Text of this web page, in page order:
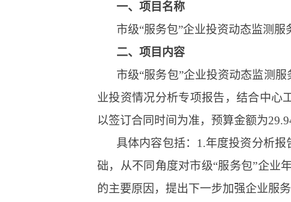
一、 项目名称
市级“服务包”企业投资动态监测服
二、 项目内容
市级“服务包”企业投资动态监测
业投资情况分析专项报告，结合中心
以签订合同时间为准，预算金额为
具体内容包括：1.年度投资分析
础，从不同角度对市级“服务包”企业
的主要原因，提出下一步加强企业服务